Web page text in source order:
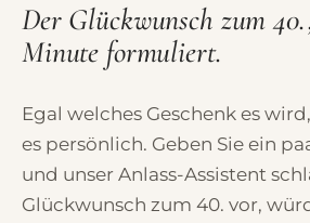
Der Glückwunsch zum
Minute formuliert.
Egal welches Geschenk es
es persönlich. Geben Sie ein
und unser Anlass-Assistent
Glückwunsch zum 40. vor,